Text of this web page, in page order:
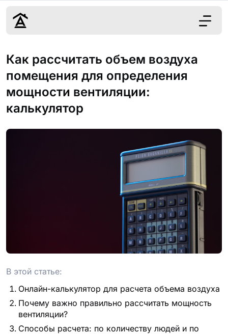
Дизайн
Цены
Наши работы
г. Москва
8 (495) 109-
22-59
Обсудить
проект
Как рассчитать объем воздуха
помещения для определения
мощности вентиляции:
калькулятор
В этой статье:
Онлайн-калькулятор для расчета объема воздуха
Почему важно правильно рассчитать мощность
вентиляции?
Способы расчета: по количеству людей и по